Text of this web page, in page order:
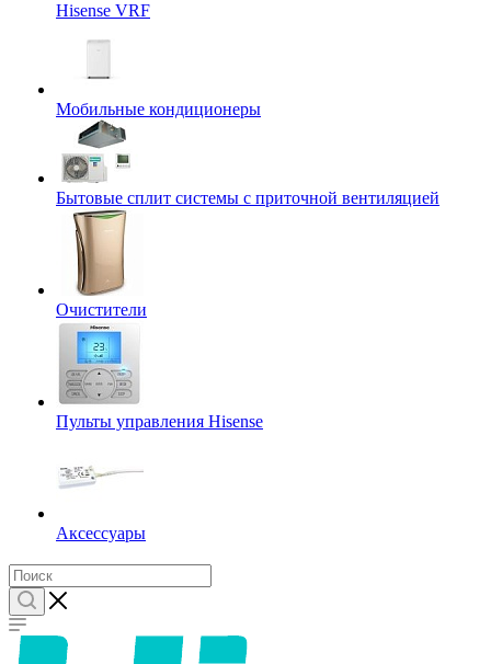
Hisense VRF
Мобильные кондиционеры
Бытовые сплит системы с приточной вентиляцией
Очистители
Пульты управления Hisense
Аксессуары